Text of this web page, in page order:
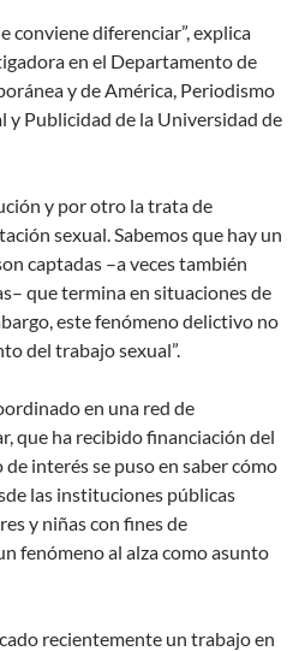
conviene diferenciar”, explica
en el Departamento de
y de América, Periodismo
Publicidad de la Universidad de
y por otro la trata de
sexual. Sabemos que hay un
captadas –a veces también
que termina en situaciones de
este fenómeno delictivo no
del trabajo sexual”.
en una red de
que ha recibido financiación del
interés se puso en saber cómo
las instituciones públicas
y niñas con fines de
fenómeno al alza como asunto
recientemente un trabajo en